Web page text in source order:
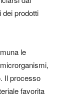
dei prodotti
le
Il processo
favorita